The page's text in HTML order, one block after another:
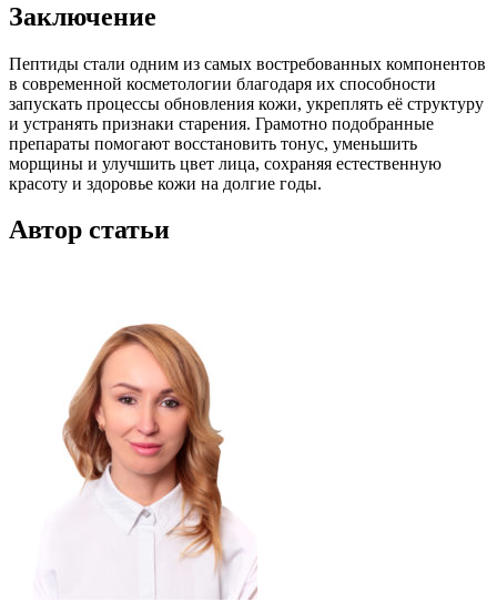
Заключение
Пептиды стали одним из самых востребованных компонентов
в современной косметологии благодаря их способности
запускать процессы обновления кожи, укреплять её структуру
и устранять признаки старения. Грамотно подобранные
препараты помогают восстановить тонус, уменьшить
морщины и улучшить цвет лица, сохраняя естественную
красоту и здоровье кожи на долгие годы.
Автор статьи